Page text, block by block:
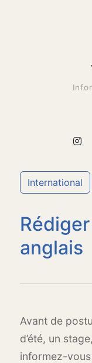
International
anglais
Avant de
d’été, un
informez-